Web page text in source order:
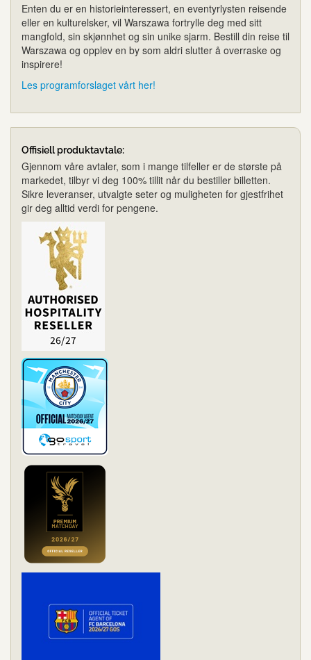
Enten du er en historieinteressert, en eventyrlysten reisende
eller en kulturelsker, vil Warszawa fortrylle deg med sitt
mangfold, sin skjønnhet og sin unike sjarm. Bestill din reise til
Warszawa og opplev en by som aldri slutter å overraske og
inspirere!
Les programforslaget vårt her!
Offisiell produktavtale:
Gjennom våre avtaler, som i mange tilfeller er de største på
markedet, tilbyr vi deg 100% tillit når du bestiller billetten.
Sikre leveranser, utvalgte seter og muligheten for gjestfrihet
gir deg alltid verdi for pengene.